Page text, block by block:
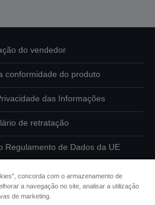
do vendedor
conformidade do produto
das Informações
de retratação
Regulamento de Dados da UE
sobre cookies
concorda com o armazenamento de
a navegação no site, analisar a utilização
de marketing.